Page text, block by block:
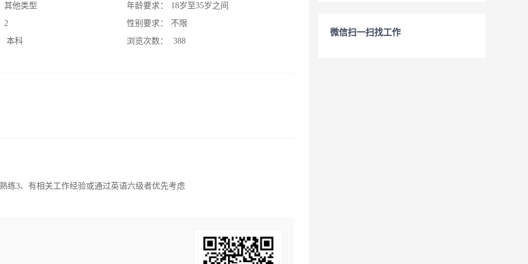
其他类型
2
本科
年龄要求：
18岁至35岁之间
性别要求：
不限
浏览次数：
388
练3、有相关工作经验或通过英语六级者优先考虑
微信扫一扫找工作